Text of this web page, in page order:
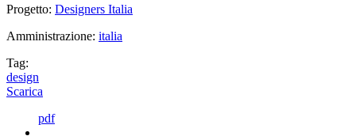
Progetto: Designers Italia
Amministrazione: italia
Tag:
design
Scarica
pdf